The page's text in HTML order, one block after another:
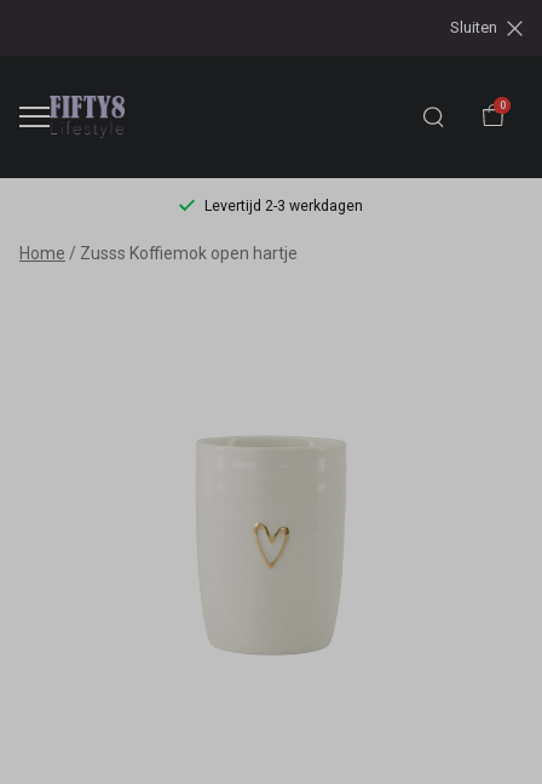
Sluiten
0
Levertijd 2-3 werkdagen
Zusss
Home Zusss Koffiemok open hartje